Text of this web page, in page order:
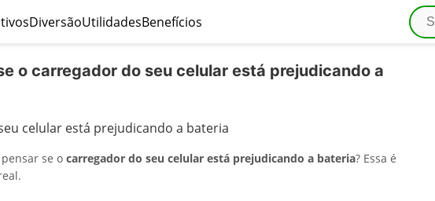
DiversãoUtilidadesBenefícios
o carregador do seu celular está prejudicando a
se o carregador do seu celular está prejudicando a bateria? Essa é